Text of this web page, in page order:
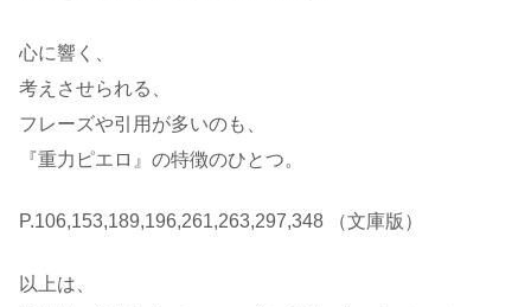
心に響く、
考えさせられる、
フレーズや引用が多いのも、
『重力ピエロ』の特徴のひとつ。
P.106,153,189,196,261,263,297,348 （文庫版）
以上は、